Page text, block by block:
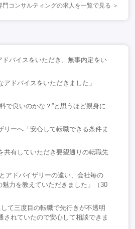
門コンサルティングの求人を一覧で見る
バイスをいただき、無事内定をい
ドバイスをいただきました」
で良いのかな？”と思うほど親身に
ーへ「安心して転職できる条件ま
共有していただき要望通りの転職先
アドバイザリーの違い、会社毎の
力を教えていただきました」（30
て三度目の転職で先行きが不透明
れていたので安心して相談できま